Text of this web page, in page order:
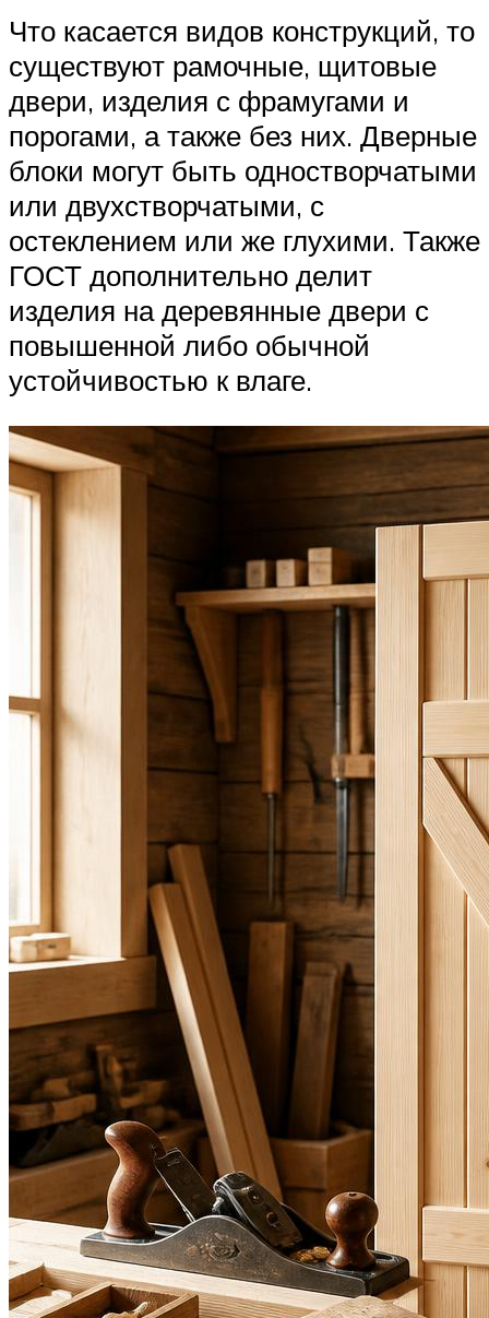
Что касается видов конструкций, то
существуют рамочные, щитовые
двери, изделия с фрамугами и
порогами, а также без них. Дверные
блоки могут быть одностворчатыми
или двухстворчатыми, с
остеклением или же глухими. Также
ГОСТ дополнительно делит
изделия на деревянные двери с
повышенной либо обычной
устойчивостью к влаге.